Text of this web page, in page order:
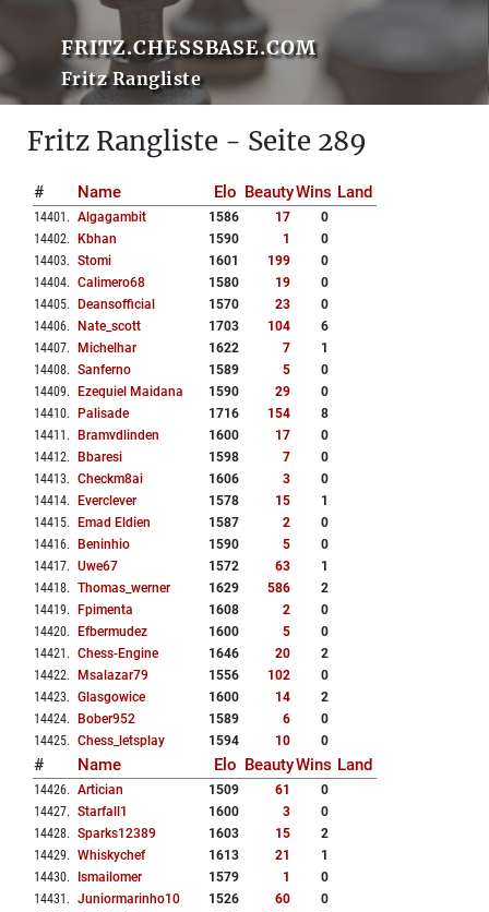
FRITZ.CHESSBASE.COM
Fritz Rangliste
Fritz Rangliste - Seite 289
# Name Elo BeautyWins Land
14401 . Algagambit 1586 17
0
14402. Kbhan 1590 1
0
14403. Stomi 1601 199
0
14404. Calimero68 1580 19
0
14405. Deansofficial 1570 23
0
14406. Nate_scott 1703 104
6
14407. Michelhar 1622 7
1
14408. Sanferno 1589 5
0
14409. Ezequiel Maidana 1590 29
0
14410. Palisade 1716 154
8
14411 . Bramvdlinden 1600 17
0
14412. Bbaresi 1598 7
0
14413. Checkm8ai 1606 3
0
14414. Everclever 1578 15
1
14415. Emad Eldien 1587 2
0
14416. Beninhio 1590 5
0
14417. Uwe67 1572 63
1
14418. Thomas_werner 1629 586
2
14419. Fpimenta 1608 2
0
14420. Efbermudez 1600 5
0
14421 . Chess-Engine 1646 20
2
14422. Msalazar79 1556 102
0
14423. Glasgowice 1600 14
2
14424. Bober952 1589 6
0
14425. Chess_letsplay 1594 10 0
# Name Elo BeautyWins Land
14426. Artician 1509 61
0
14427. Starfall1 1600 3
0
14428. Sparks12389 1603 15
2
14429. Whiskychef 1613 21
1
14430. Ismailomer 1579 1
0
14431 . Juniormarinho10 1526 60
0